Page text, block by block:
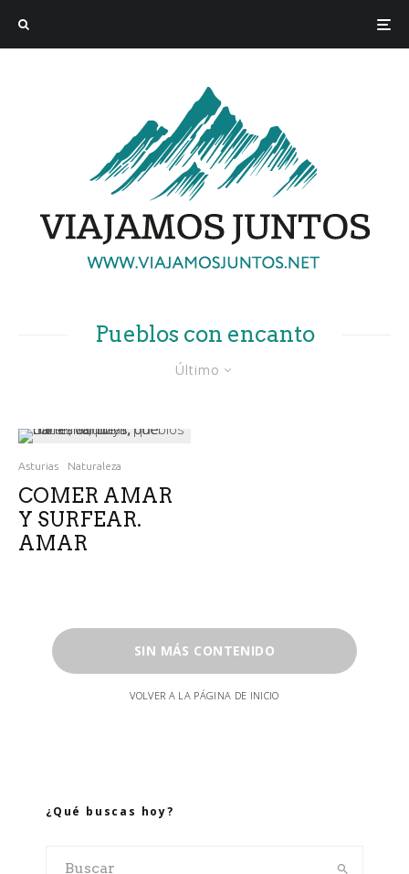
Pueblos con encanto
Último
Asturias Naturaleza
COMER AMAR
Y SURFEAR.
AMAR
SIN MÁS CONTENIDO
VOLVER A LA PÁGINA DE INICIO
¿Qué buscas hoy?